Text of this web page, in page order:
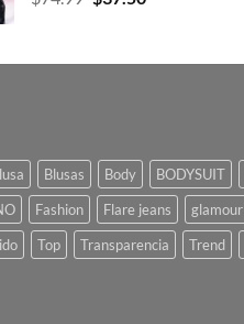
Blusas Body BODYSUIT
Fashion Flare jeans glamour
Top Transparencia Trend